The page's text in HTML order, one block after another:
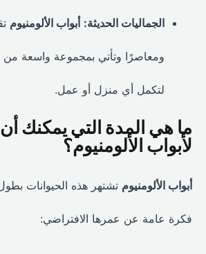
الجماليات الحديثة: أبواب الألومنيوم
ومعاصرًا وتأتي بمجموعة واسعة من
لتكمل أي منزل أو عمل.
ما هي المدة التي يمكنك أن
لأبواب الألومنيوم؟
أبواب الألومنيومتشتهر هذه الحيوانات بطول
فكرة عامة عن عمرها الافتراضي: